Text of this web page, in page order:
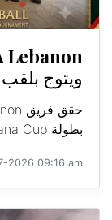
ويتوج بلقب Dana Cup العالمية
بطولة Dana Cup العالمية في الدنمارك لفئة...
2026 09:16 am